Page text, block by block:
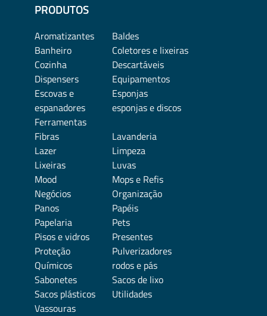
PRODUTOS
Aromatizantes
Baldes
Banheiro
Coletores e lixeiras
Cozinha
Descartáveis
Dispensers
Equipamentos
Escovas e
espanadores
Esponjas
esponjas e discos
Ferramentas
Fibras
Lavanderia
Lazer
Limpeza
Lixeiras
Luvas
Mood
Mops e Refis
Negócios
Organização
Panos
Papéis
Papelaria
Pets
Pisos e vidros
Presentes
Proteção
Pulverizadores
Químicos
rodos e pás
Sabonetes
Sacos de lixo
Sacos plásticos
Utilidades
Vassouras